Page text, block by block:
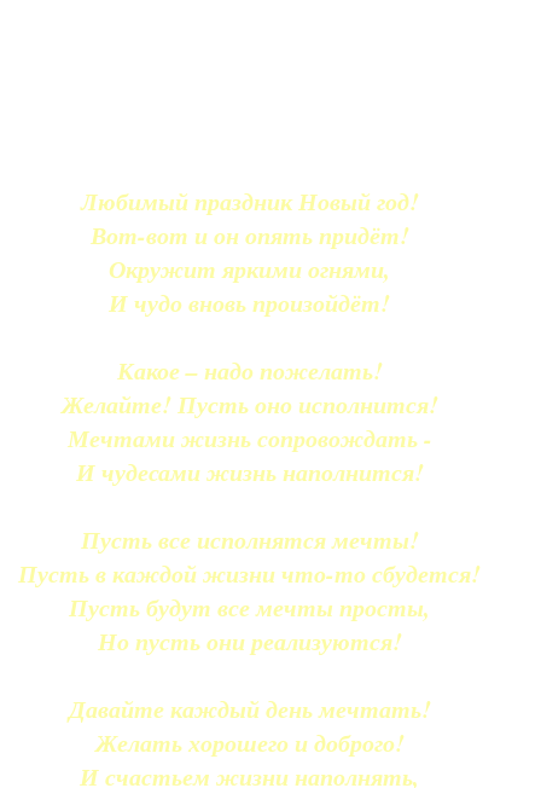
Любимый праздник Новый год!
Вот-вот и он опять придёт!
Окружит яркими огнями,
И чудо вновь произойдёт!
Какое – надо пожелать!
Желайте! Пусть оно исполнится!
Мечтами жизнь сопровождать -
И чудесами жизнь наполнится!
Пусть все исполнятся мечты!
Пусть в каждой жизни что-то сбудется!
Пусть будут все мечты просты,
Но пусть они реализуются!
Давайте каждый день мечтать!
Желать хорошего и доброго!
И счастьем жизни наполнять,